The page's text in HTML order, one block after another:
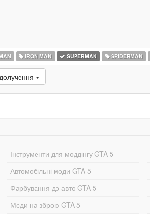
IRON MAN SUPERMAN SPIDERMAN
Інструменти для моддінгу GTA 5
Автомобільні моди GTA 5
Фарбування до авто GTA 5
Моди на зброю GTA 5